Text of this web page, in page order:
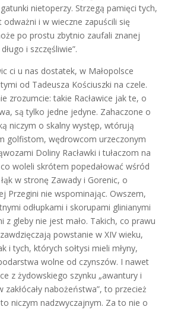
nietoperzy. Strzegą pamięci tych,
odważni i w wieczne zapuścili się
po prostu zbytnio zaufali znanej
i szczęśliwie”.
u nas dostatek, w Małopolsce
od Tadeusza Kościuszki na czele.
zrozumcie: takie Racławice jak te, o
są tylko jedne jedyne. Zahaczone o
niczym o skalny występ, wtórują
golfistom, wędrowcom urzeczonym
Doliny Racławki i tułaczom na
woleli skrótem popedałować wśród
w stronę Zawady i Gorenic, o
Przegini nie wspominając. Owszem,
odłupkami i skorupami glinianymi
z gleby nie jest mało. Takich, co prawu
powstanie w XIV wieku,
i tych, których sołtysi mieli młyny,
wolne od czynszów. I nawet
z żydowskiego szynku „awantury i
zakłócały nabożeństwa”, to przecież
niczym nadzwyczajnym. Za to nie o